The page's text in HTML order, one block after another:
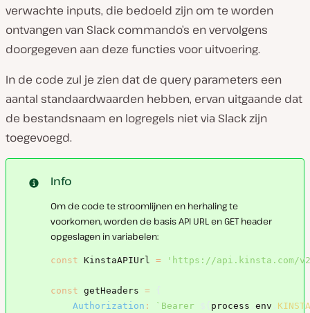
verwachte inputs, die bedoeld zijn om te worden
ontvangen van Slack commando’s en vervolgens
doorgegeven aan deze functies voor uitvoering.
In de code zul je zien dat de query parameters een
aantal standaardwaarden hebben, ervan uitgaande dat
de bestandsnaam en logregels niet via Slack zijn
toegevoegd.
Info
Om de code te stroomlijnen en herhaling te
voorkomen, worden de basis API URL en GET header
opgeslagen in variabelen:
const KinstaAPIUrl = 'https://api.kinsta.com/
const getHeaders =
{
Authorization : ` Bearer ${ process env